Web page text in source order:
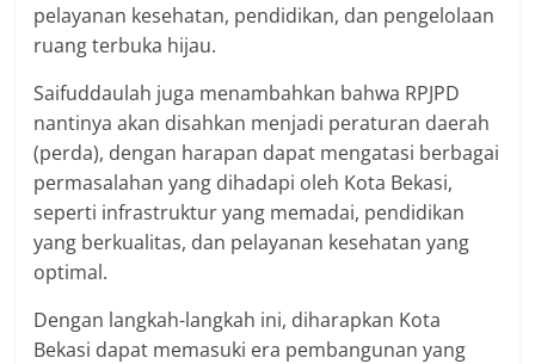
pelayanan kesehatan, pendidikan, dan pengelolaan
ruang terbuka hijau.
Saifuddaulah juga menambahkan bahwa RPJPD
nantinya akan disahkan menjadi peraturan daerah
(perda), dengan harapan dapat mengatasi berbagai
permasalahan yang dihadapi oleh Kota Bekasi,
seperti infrastruktur yang memadai, pendidikan
yang berkualitas, dan pelayanan kesehatan yang
optimal.
Dengan langkah-langkah ini, diharapkan Kota
Bekasi dapat memasuki era pembangunan yang